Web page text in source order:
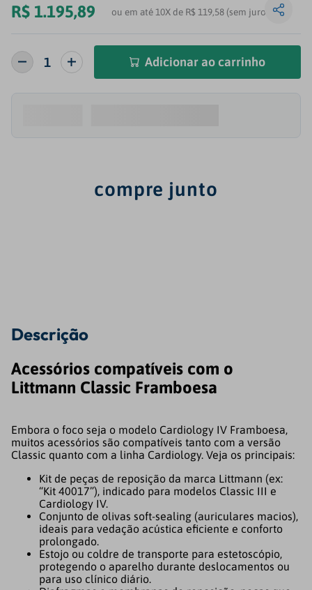
R$ 1.195,89 ou em até 10X de R$ 119,58 (sem juros)
Adicionar ao carrinho
compre junto
Descrição
Acessórios compatíveis com o
Littmann Classic Framboesa
Embora o foco seja o modelo Cardiology IV Framboesa,
muitos acessórios são compatíveis tanto com a versão
Classic quanto com a linha Cardiology. Veja os principais:
Kit de peças de reposição da marca Littmann (ex:
“Kit 40017”), indicado para modelos Classic III e
Cardiology IV.
Conjunto de olivas soft‑sealing (auriculares macios),
ideais para vedação acústica eficiente e conforto
prolongado.
Estojo ou coldre de transporte para estetoscópio,
protegendo o aparelho durante deslocamentos ou
para uso clínico diário.